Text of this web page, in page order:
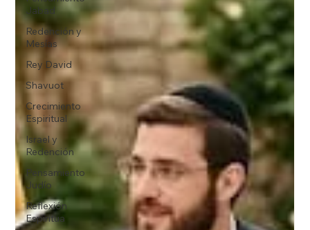
Jabad
Redención y
Mesías
Rey David
Shavuot
Crecimiento
Espiritual
Israel y
Redención
Pensamiento
Judío
Reflexión
Espiritua